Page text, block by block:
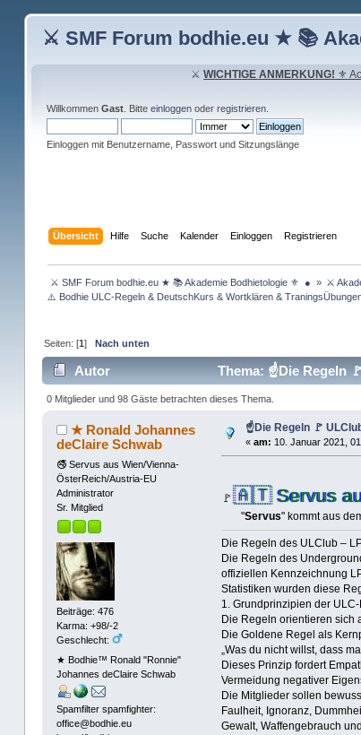
⚔ SMF Forum bodhie.eu ★ 📚
⚔WICHTIGE ANMERKUNG! ⚜
Willkommen Gast. Bitte einloggenoder registrieren.
Einloggen mit Benutzername, Passwort und Sitzungslänge
Übersicht Hilfe Suche Kalender Einloggen Registrieren
⚔ SMF Forum bodhie.eu ★ 📚 Akademie Bodhietologie ⚜  ● » ⚔
⚠️ Bodhie ULC-Regeln & DeutschKurs & Wortklären &
Seiten: [1]Nach unten
Autor Thema: ☝Die Regeln
0 Mitglieder und 98 Gäste betrachten dieses Thema.
★ Ronald Johannes
deClaire Schwab
🚭 Servus aus Wien/Vienna-
ÖsterReich/Austria-EU
Administrator
Sr. Mitglied
Beiträge: 476
Karma: +98/-2
Geschlecht:
★ Bodhie™ Ronald "Ronnie"
Johannes deClaire Schwab
Spamfilter spamfighter:
office@bodhie.eu
☝Die Regeln 🚩
« am: 10. Januar 2021,
🚩🇦🇹 Servus
"Servus" kommt aus
Die Regeln des ULClub –
Die Regeln des
offiziellen Kennzeichnung
Statistiken wurden diese
1. Grundprinzipien der
Die Regeln orientieren sich
Die Goldene Regel als
„Was du nicht willst, dass
Dieses Prinzip fordert
Vermeidung negativer
Die Mitglieder sollen
Faulheit, Ignoranz,
Gewalt, Waffengebrauch